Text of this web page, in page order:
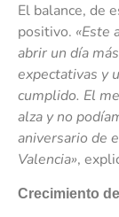
El balance, de
positivo. «Este
abrir un día
expectativas y
cumplido. El
alza y no
aniversario de
Valencia»,
Crecimiento